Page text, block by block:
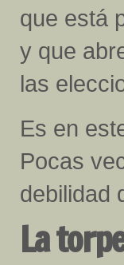
que está
y que
las
Es en
Pocas
debilidad
La